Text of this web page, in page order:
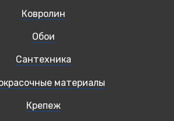
Ковролин
Обои
Сантехника
материалы
Крепеж